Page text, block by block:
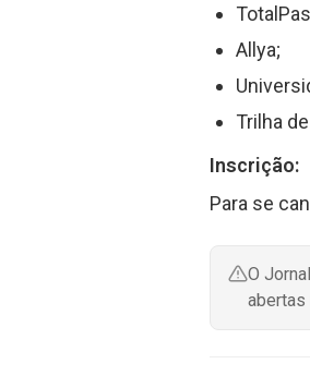
Allya;
Trilha
Inscrição:
Para se
O
abertas